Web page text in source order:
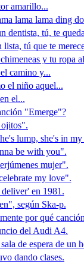
amarillo...
lama lama ding
tú, te
tú que te
y tu ropa
camino y...
el niño aquel...
el...
"Emerge"?
lump, she's in my
be with you".
mujer".
my love".
en 1981.
según Ska-p.
por qué
del Audi A4.
de espera de un
dando clases.